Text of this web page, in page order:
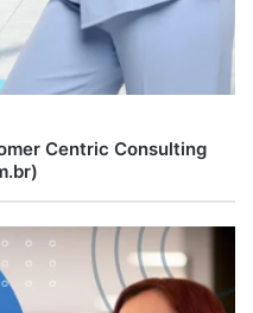
Centric Consulting